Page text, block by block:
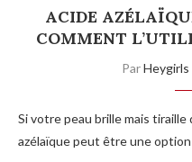
ACIDE
COMMENT
ParHeygirls
Si votre peau brille mais tiraille
azélaïque peut être une